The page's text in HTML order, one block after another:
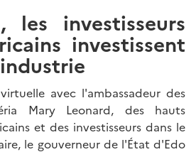
les investisseurs
investissent
avec l'ambassadeur des
Mary Leonard, des hauts
et des investisseurs dans le
le gouverneur de l'État d'Edo